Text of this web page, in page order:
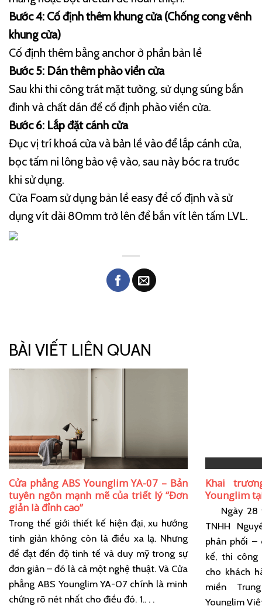
Bước 4: Cố định thêm khung cửa (Chống cong vênh
khung cửa)
Cố định thêm bằng anchor ở phần bản lề
Bước 5: Dán thêm phào viền cửa
Sau khi thi công trát mặt tường, sử dụng súng bắn
đinh và chất dán để cố định phào viền cửa.
Bước 6: Lắp đặt cánh cửa
Đục vị trí khoá cửa và bản lề vào để lắp cánh cửa,
bọc tấm ni lông bảo vệ vào, sau này bóc ra trước
khi sử dụng.
Cửa Foam sử dụng bản lề easy để cố định và sử
dụng vít dài 80mm trở lên để bắn vít lên tấm LVL.
BÀI VIẾT LIÊN QUAN
Cửa phẳng ABS Younglim YA-07 – Bản
tuyên ngôn mạnh mẽ của triết lý “Đơn
giản là đỉnh cao”
Trong thế giới thiết kế hiện đại, xu hướng
tinh giản không còn là điều xa lạ. Nhưng
để đạt đến độ tinh tế và duy mỹ trong sự
đơn giản – đó là cả một nghệ thuật. Và Cửa
phẳng ABS Younglim YA-07 chính là minh
chứng rõ nét nhất cho điều đó. 1.. . .
Khai
Younglim
Ngày 28
TNHH
phân phối –
kế, thi công
cho khách
miền
Younglim